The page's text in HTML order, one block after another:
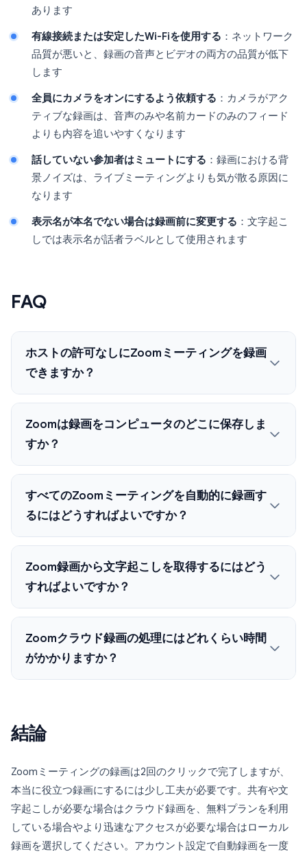
あります
有線接続または安定したWi-Fiを使用する ：ネットワーク
品質が悪いと、録画の音声とビデオの両方の品質が低下
します
全員にカメラをオンにするよう依頼する ：カメラがアク
ティブな録画は、音声のみや名前カードのみのフィード
よりも内容を追いやすくなります
話していない参加者はミュートにする ：録画における背
景ノイズは、ライブミーティングよりも気が散る原因に
なります
表示名が本名でない場合は録画前に変更する ：文字起こ
しでは表示名が話者ラベルとして使用されます
FAQ
ホストの許可なしにZoomミーティングを録画
できますか？
Zoomは録画をコンピュータのどこに保存しま
すか？
すべてのZoomミーティングを自動的に録画す
るにはどうすればよいですか？
Zoom録画から文字起こしを取得するにはどう
すればよいですか？
Zoomクラウド録画の処理にはどれくらい時間
がかかりますか？
結論
Zoomミーティングの録画は2回のクリックで完了しますが、
本当に役立つ録画にするには少し工夫が必要です。共有や文
字起こしが必要な場合はクラウド録画を、無料プランを利用
している場合やより迅速なアクセスが必要な場合はローカル
録画を選択してください。アカウント設定で自動録画を一度